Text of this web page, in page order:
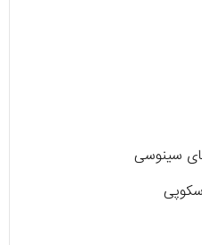
سینوسی